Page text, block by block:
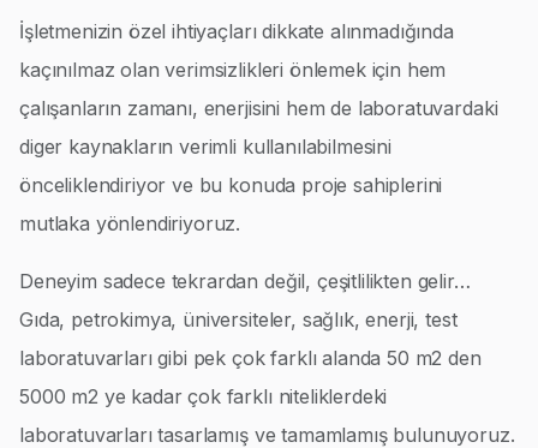
İşletmenizin özel ihtiyaçları dikkate alınmadığında
kaçınılmaz olan verimsizlikleri önlemek için hem
çalışanların zamanı, enerjisini hem de laboratuvardaki
diger kaynakların verimli kullanılabilmesini
önceliklendiriyor ve bu konuda proje sahiplerini
mutlaka yönlendiriyoruz.
Deneyim sadece tekrardan değil, çeşitlilikten gelir…
Gıda, petrokimya, üniversiteler, sağlık, enerji, test
laboratuvarları gibi pek çok farklı alanda 50 m2 den
5000 m2 ye kadar çok farklı niteliklerdeki
laboratuvarları tasarlamış ve tamamlamış bulunuyoruz.